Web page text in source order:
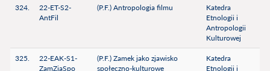
324.
22-ET-S2-
AntFil
(P.F.) Antropologia filmu
Katedra
Etnologii i
Antropologii
Kulturowej
325.
22-EAK-S1-
ZamZjaSpo
(P.F.) Zamek jako zjawisko
społeczno-kulturowe
Katedra
Etnologii i